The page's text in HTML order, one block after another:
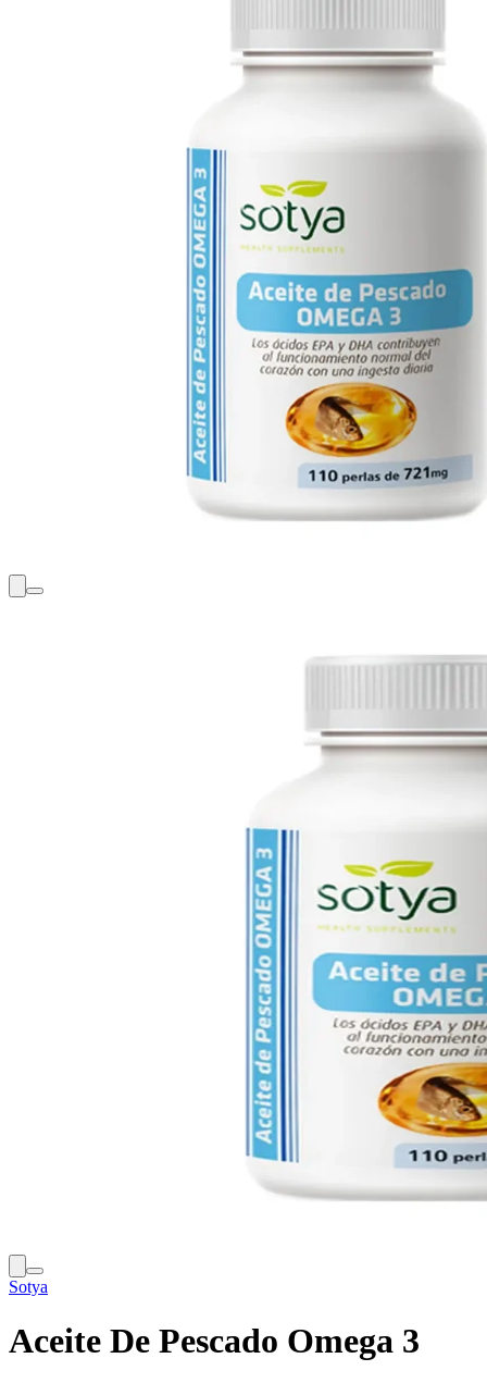
Sotya
Aceite De Pescado Omega 3